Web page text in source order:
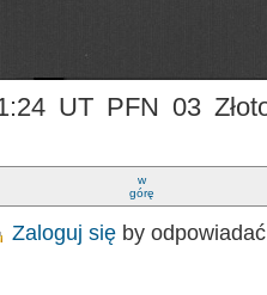
UT PFN 03
w
górę
Zaloguj się by odpowiadać